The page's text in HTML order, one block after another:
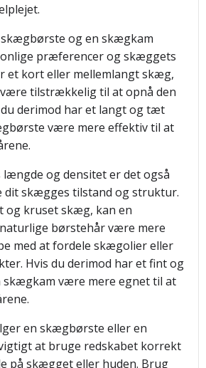
skægbørste og en skægkam
præferencer og skæggets
et kort eller mellemlangt skæg,
tilstrækkelig til at opnå den
du derimod har et langt og tæt
være mere effektiv til at
og densitet er det også
dit skægges tilstand og struktur.
og kruset skæg, kan en
børstehår være mere
med at fordele skægolier eller
Hvis du derimod har et fint og
skægkam være mere egnet til at
en skægbørste eller en
at bruge redskabet korrekt
på skægget eller huden. Brug